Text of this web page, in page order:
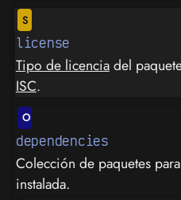
license
Tipo de licenciadel
ISC.
dependencies
Colección de paquetes
instalada.